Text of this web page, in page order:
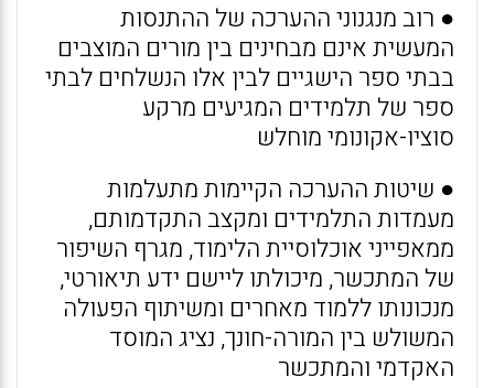
● רוב מנגנוני ההערכה של ההתנסות
המעשית אינם מבחינים בין מורים המוצבים
בבתי ספר הישגיים לבין אלו הנשלחים לבתי
ספר של תלמידים המגיעים מרקע
סוציו-אקונומי מוחלש
● שיטות ההערכה הקיימות מתעלמות
מעמדות התלמידים ומקצב התקדמותם,
ממאפייני אוכלוסיית הלימוד, מגרף השיפור
של המתכשר, מיכולתו ליישם ידע תיאורטי,
מנכונותו ללמוד מאחרים ומשיתוף הפעולה
המשולש בין המורה-חונך, נציג המוסד
האקדמי והמתכשר